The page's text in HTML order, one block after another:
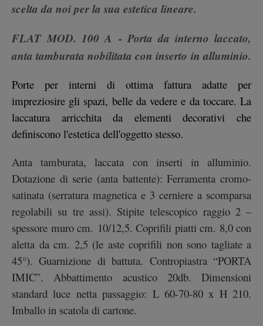
scelta da noi per la sua estetica lineare.
FLAT MOD. 100 A - Porta da interno laccato,
anta tamburata nobilitata con inserto in alluminio.
Porte per interni di ottima fattura adatte per
impreziosire gli spazi, belle da vedere e da toccare. La
laccatura arricchita da elementi decorativi che
definiscono l'estetica dell'oggetto stesso.
Anta tamburata, laccata con inserti in alluminio.
Dotazione di serie (anta battente): Ferramenta cromo-
satinata (serratura magnetica e 3 cerniere a scomparsa
regolabili su tre assi). Stipite telescopico raggio 2 –
spessore muro cm. 10/12,5. Coprifili piatti cm. 8,0 con
aletta da cm. 2,5 (le aste coprifili non sono tagliate a
45°). Guarnizione di battuta. Contropiastra “PORTA
IMIC”. Abbattimento acustico 20db. Dimensioni
standard luce netta passaggio: L 60-70-80 x H 210.
Imballo in scatola di cartone.